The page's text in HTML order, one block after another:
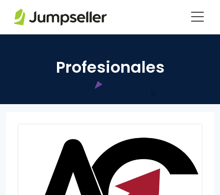
Profesionales